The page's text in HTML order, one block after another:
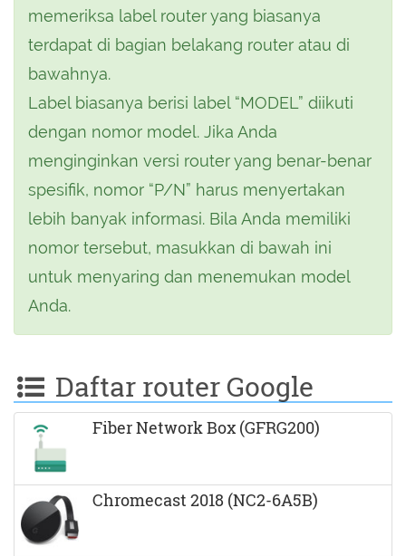
memeriksa label router yang biasanya
terdapat di bagian belakang router atau di
bawahnya.
Label biasanya berisi label “MODEL” diikuti
dengan nomor model. Jika Anda
menginginkan versi router yang benar-benar
spesifik, nomor “P/N” harus menyertakan
lebih banyak informasi. Bila Anda memiliki
nomor tersebut, masukkan di bawah ini
untuk menyaring dan menemukan model
Anda.
Daftar router Google
Fiber Network Box (GFRG200)
Chromecast 2018 (NC2-6A5B)